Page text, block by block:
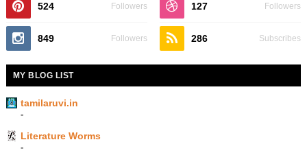
524 Followers 127 Followers
849 Followers 286 Subscribes
MY BLOG LIST
tamilaruvi.in
-
Literature Worms
-